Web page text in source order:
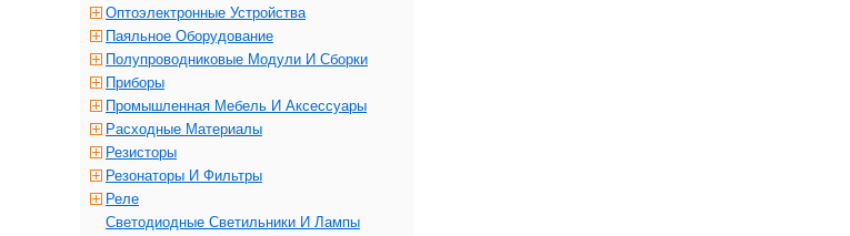
Оптоэлектронные Устройства
Паяльное Оборудование
Полупроводниковые Модули И Сборки
Приборы
Промышленная Мебель И Аксессуары
Расходные Материалы
Резисторы
Резонаторы И Фильтры
Реле
Светодиодные Светильники И Лампы